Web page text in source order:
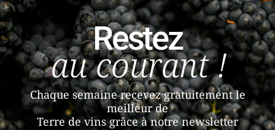
Restez
au courant !
Chaque semaine recevez gratuitement le
meilleur de
Terre de vins grâce à notre newsletter